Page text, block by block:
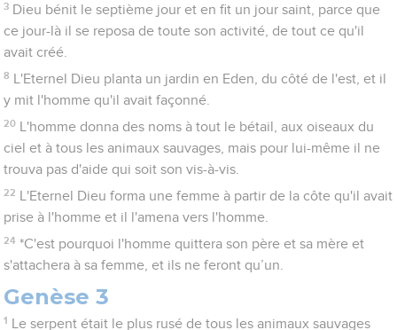
3 Dieu bénit le septième jour et en fit un jour saint, parce que
ce jour-là il se reposa de toute son activité, de tout ce qu'il
avait créé.
8
L'Eternel Dieu planta un jardin en Eden, du côté de l'est, et il
y mit l'homme qu'il avait façonné.
20
L'homme donna des noms à tout le bétail, aux oiseaux du
ciel et à tous les animaux sauvages, mais pour lui-même il ne
trouva pas d'aide qui soit son vis-à-vis.
22
L'Eternel Dieu forma une femme à partir de la côte qu'il avait
prise à l'homme et il l'amena vers l'homme.
24 *C'est pourquoi l'homme quittera son père et sa mère et
s'attachera à sa femme, et ils ne feront qu’un.
Genèse 3
1 Le serpent était le plus rusé de tous les animaux sauvages